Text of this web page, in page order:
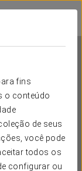
fins
o conteúdo
de seus
você pode
todos os
configurar ou